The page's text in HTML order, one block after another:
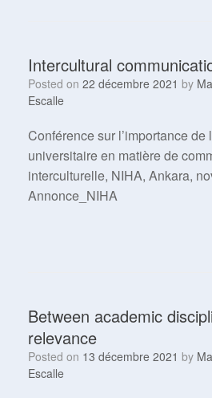
Intercultural
Posted on 22 décembre 2021 by
Escalle
Conférence sur l’importance de
universitaire en matière de
interculturelle, NIHA, Ankara,
Annonce_NIHA
Between academic
relevance
Posted on 13 décembre 2021 by
Escalle